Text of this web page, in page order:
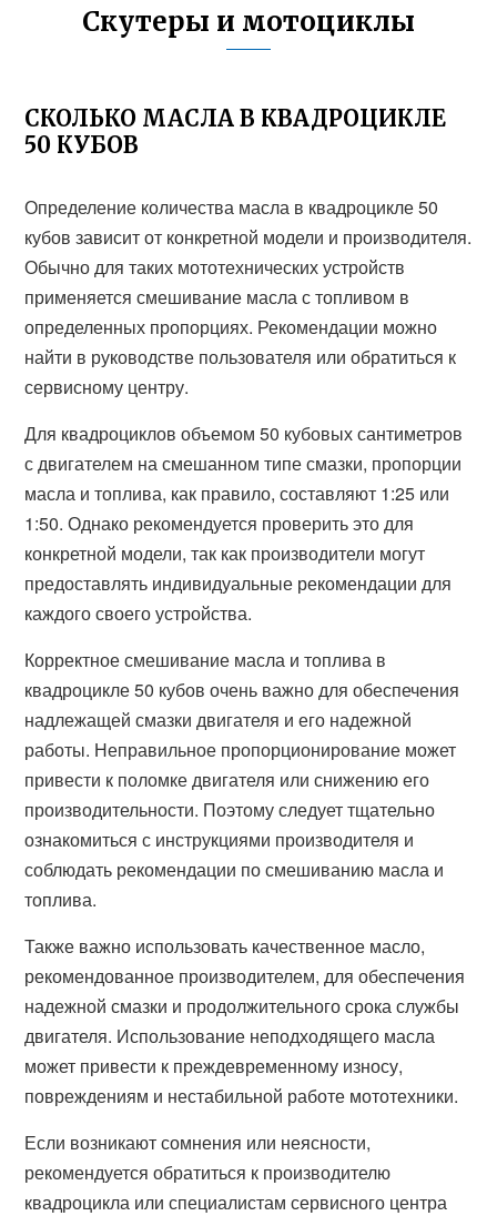
Скутеры и мотоциклы
СКОЛЬКО МАСЛА В КВАДРОЦИКЛЕ
50 КУБОВ
Определение количества масла в квадроцикле 50
кубов зависит от конкретной модели и производителя.
Обычно для таких мототехнических устройств
применяется смешивание масла с топливом в
определенных пропорциях. Рекомендации можно
найти в руководстве пользователя или обратиться к
сервисному центру.
Для квадроциклов объемом 50 кубовых сантиметров
с двигателем на смешанном типе смазки, пропорции
масла и топлива, как правило, составляют 1:25 или
1:50. Однако рекомендуется проверить это для
конкретной модели, так как производители могут
предоставлять индивидуальные рекомендации для
каждого своего устройства.
Корректное смешивание масла и топлива в
квадроцикле 50 кубов очень важно для обеспечения
надлежащей смазки двигателя и его надежной
работы. Неправильное пропорционирование может
привести к поломке двигателя или снижению его
производительности. Поэтому следует тщательно
ознакомиться с инструкциями производителя и
соблюдать рекомендации по смешиванию масла и
топлива.
Также важно использовать качественное масло,
рекомендованное производителем, для обеспечения
надежной смазки и продолжительного срока службы
двигателя. Использование неподходящего масла
может привести к преждевременному износу,
повреждениям и нестабильной работе мототехники.
Если возникают сомнения или неясности,
рекомендуется обратиться к производителю
квадроцикла или специалистам сервисного центра